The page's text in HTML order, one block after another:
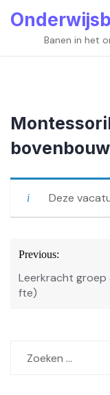
Banen in het
bovenbouw
Deze
Bericht
navigatie
Previous:
Leerkracht groep
fte)
naar: